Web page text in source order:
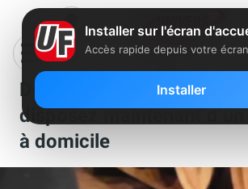
Demo Alexa Freebox
disposez maintenant
à domicile
Installer sur l'écran
Accès rapide depuis votre
Installer